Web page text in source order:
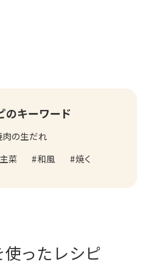
のキーワード
肉の生だれ
主菜 和風 焼く
ったレシピ